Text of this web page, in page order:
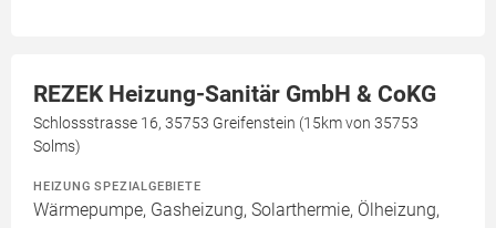
REZEK Heizung-Sanitär GmbH & CoKG
Schlossstrasse 16, 35753 Greifenstein (15km von 35753
Solms)
HEIZUNG SPEZIALGEBIETE
Wärmepumpe, Gasheizung, Solarthermie, Ölheizung,